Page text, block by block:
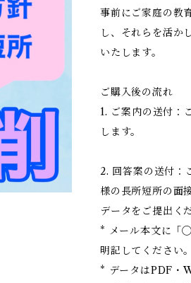
事前にご家庭の教
し、それらを活か
いたします。
ご購入後の流れ
1. ご案内の送付：
します。
2. 回答案の送付：
様の長所短所の面
データをご提出く
* メール本文に「
明記してください。
* データはPDF・